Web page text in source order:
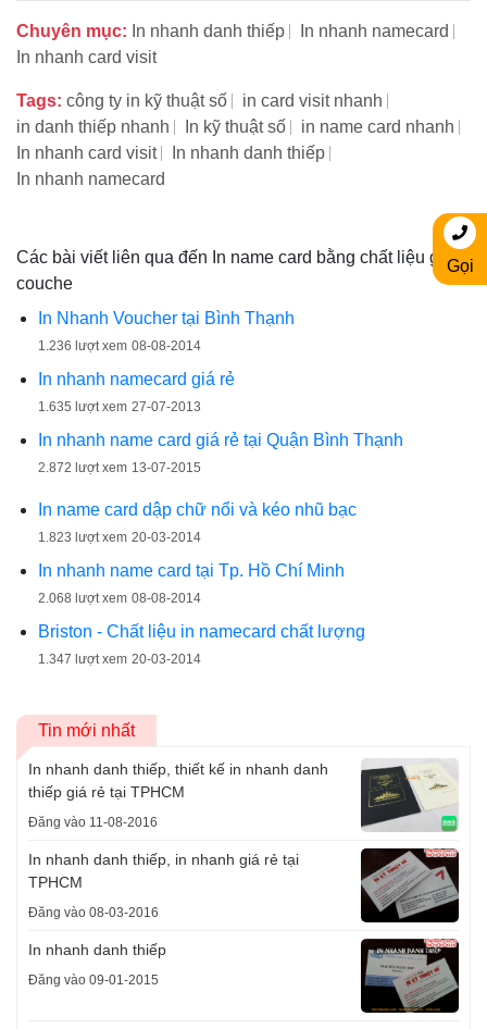
Chuyên mục: In nhanh danh thiếp
In nhanh namecard
In nhanh card visit
Tags: công ty in kỹ thuật số
in card visit nhanh
in danh thiếp nhanh
In kỹ thuật số
in name card nhanh
In nhanh card visit
In nhanh danh thiếp
In nhanh namecard
Các bài viết liên qua đến In name card bằng chất liệu giấy
couche
In Nhanh Voucher tại Bình Thạnh
1.236 lượt xem 08-08-2014
In nhanh namecard giá rẻ
1.635 lượt xem 27-07-2013
In nhanh name card giá rẻ tại Quận Bình Thạnh
2.872 lượt xem 13-07-2015
In name card dập chữ nổi và kéo nhũ bạc
1.823 lượt xem 20-03-2014
In nhanh name card tại Tp. Hồ Chí Minh
2.068 lượt xem 08-08-2014
Briston - Chất liệu in namecard chất lượng
1.347 lượt xem 20-03-2014
Tin mới nhất
In nhanh danh thiếp, thiết kế in nhanh danh
thiếp giá rẻ tại TPHCM
Đăng vào 11-08-2016
In nhanh danh thiếp, in nhanh giá rẻ tại
TPHCM
Đăng vào 08-03-2016
In nhanh danh thiếp
Đăng vào 09-01-2015
Gọi